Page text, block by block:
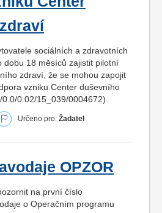
sociálních a zdravotních
dobu 18 měsíců zajistit pilotní
zdraví, že se mohou zapojit
vzniku Center duševního
0.02/15_039/0004672).
Určeno pro: Žadatel
OPZOR
na první číslo
o Operačním programu